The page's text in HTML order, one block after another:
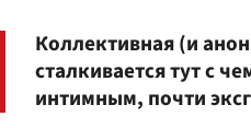
Коллективная (и
сталкивается тут с
интимным, почти